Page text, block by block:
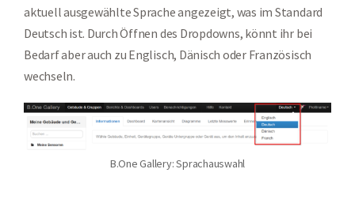
aktuell ausgewählte Sprache angezeigt, was im Standard
Deutsch ist. Durch Öffnen des Dropdowns, könnt ihr bei
Bedarf aber auch zu Englisch, Dänisch oder Französisch
wechseln.
B.One Gallery: Sprachauswahl